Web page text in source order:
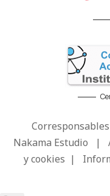
Nakama Estudio |
y cookies |